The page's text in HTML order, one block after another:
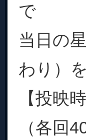
で
当日の
わり）
【投映
（各回